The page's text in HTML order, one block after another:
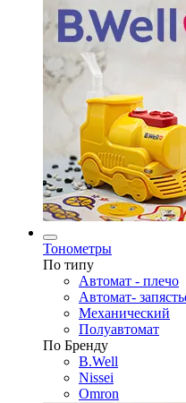
Тонометры
По типу
Автомат - плечо
Автомат-
Механический
Полуавтомат
По Бренду
B.Well
Nissei
Omron